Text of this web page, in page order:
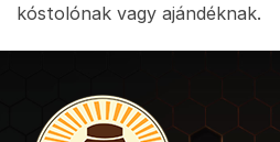
kóstolónak vagy ajándéknak.